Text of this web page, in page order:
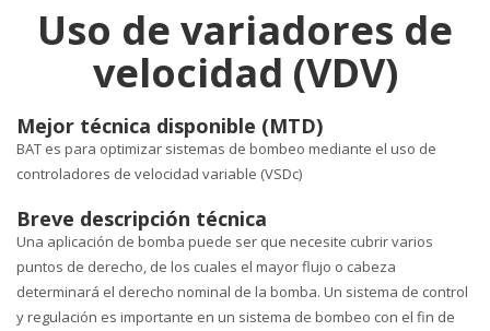
Uso de variadores de
velocidad (VDV)
Mejor técnica disponible (MTD)
BAT es para optimizar sistemas de bombeo mediante el uso de
controladores de velocidad variable (VSDc)
Breve descripción técnica
Una aplicación de bomba puede ser que necesite cubrir varios
puntos de derecho, de los cuales el mayor flujo o cabeza
determinará el derecho nominal de la bomba. Un sistema de control
y regulación es importante en un sistema de bombeo con el fin de